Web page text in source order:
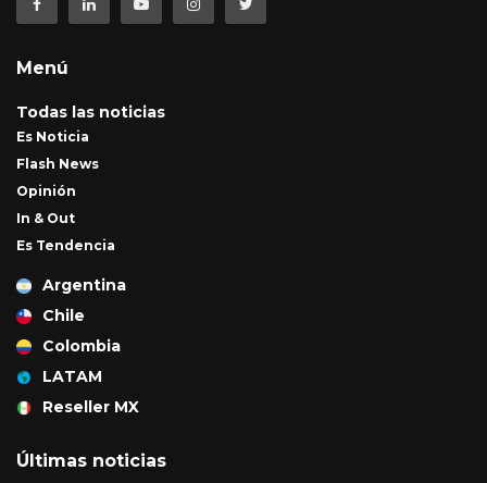
Menú
Todas las noticias
Es Noticia
Flash News
Opinión
In & Out
Es Tendencia
Argentina
Chile
Colombia
LATAM
Reseller MX
Últimas noticias